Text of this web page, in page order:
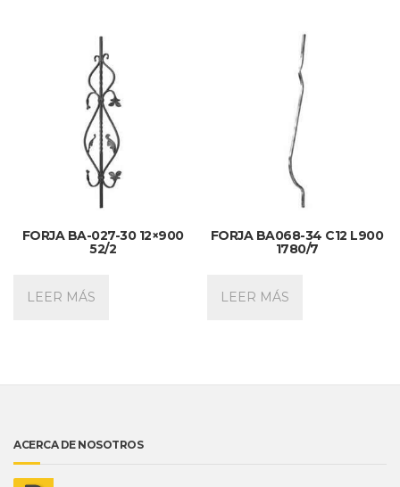
FORJA BA-027-30 12×900
52/2
LEER MÁS
FORJA BA068-34 C12 L900
1780/7
LEER MÁS
ACERCA DE NOSOTROS